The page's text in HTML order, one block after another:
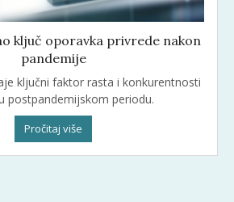
ključ oporavka privrede nakon
pandemije
ključni faktor rasta i konkurentnosti
postpandemijskom periodu.
Pročitaj više